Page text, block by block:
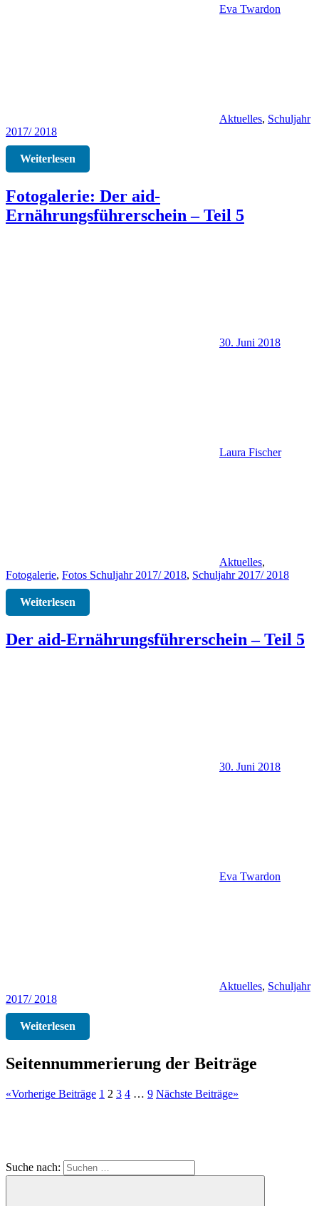
Eva Twardon
Aktuelles, Schuljahr
2017/ 2018
Weiterlesen
Fotogalerie: Der aid-
Ernährungsführerschein – Teil 5
30. Juni 2018
Laura Fischer
Aktuelles,
Fotogalerie, Fotos Schuljahr 2017/ 2018, Schuljahr 2017/ 2018
Weiterlesen
Der aid-Ernährungsführerschein – Teil 5
30. Juni 2018
Eva Twardon
Aktuelles, Schuljahr
2017/ 2018
Weiterlesen
Seitennummerierung der Beiträge
«Vorherige Beiträge 1 2 3 4 … 9 Nächste Beiträge»
Suche nach: